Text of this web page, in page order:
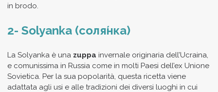
in brodo.
2- Solyanka (соля́нка)
La Solyanka è una zuppa invernale originaria dell’Ucraina,
e comunissima in Russia come in molti Paesi dell’ex Unione
Sovietica. Per la sua popolarità, questa ricetta viene
adattata agli usi e alle tradizioni dei diversi luoghi in cui